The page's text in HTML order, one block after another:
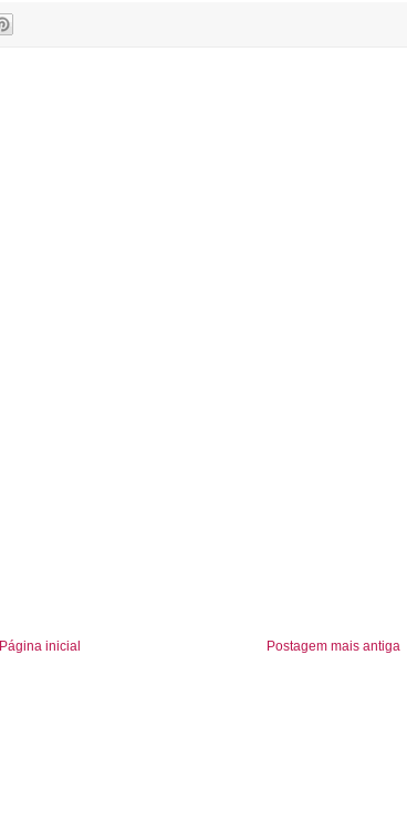
Postagem mais antiga
Página inicial